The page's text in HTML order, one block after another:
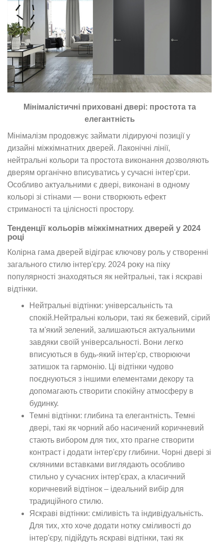
Мінімалістичні приховані двері: простота та
елегантність
Мінімалізм продовжує займати лідируючі позиції у
дизайні міжкімнатних дверей. Лаконічні лінії,
нейтральні кольори та простота виконання дозволяють
дверям органічно вписуватись у сучасні інтер'єри.
Особливо актуальними є двері, виконані в одному
кольорі зі стінами — вони створюють ефект
стриманості та цілісності простору.
Тенденції кольорів міжкімнатних дверей у 2024
році
Колірна гама дверей відіграє ключову роль у створенні
загального стилю інтер'єру. 2024 року на піку
популярності знаходяться як нейтральні, так і яскраві
відтінки.
Нейтральні відтінки: універсальність та
спокій.Нейтральні кольори, такі як бежевий, сірий
та м'який зелений, залишаються актуальними
завдяки своїй універсальності. Вони легко
вписуються в будь-який інтер'єр, створюючи
затишок та гармонію. Ці відтінки чудово
поєднуються з іншими елементами декору та
допомагають створити спокійну атмосферу в
будинку.
Темні відтінки: глибина та елегантність. Темні
двері, такі як чорний або насичений коричневий
стають вибором для тих, хто прагне створити
контраст і додати інтер'єру глибини. Чорні двері зі
скляними вставками виглядають особливо
стильно у сучасних інтер'єрах, а класичний
коричневий відтінок – ідеальний вибір для
традиційного стилю.
Яскраві відтінки: сміливість та індивідуальність.
Для тих, хто хоче додати нотку сміливості до
інтер'єру, підійдуть яскраві відтінки, такі як